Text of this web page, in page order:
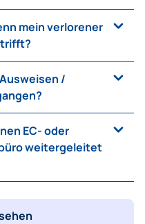
gebracht.
mein verlorener
Online-
/
weitergeleitet.
EC- oder
weitergeleitet